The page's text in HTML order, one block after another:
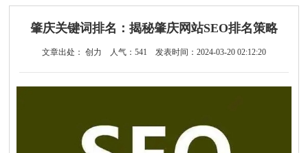
肇庆关键词排名：揭秘肇庆网站SEO排名策略
文章出处： 创力 人气： 541 发表时间：2024-03-20 02:12:20